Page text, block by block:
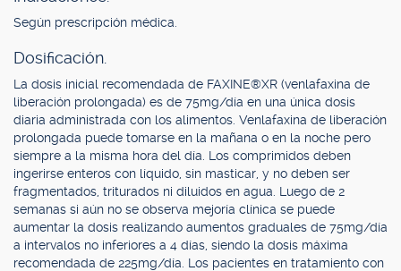
Según prescripción médica.
Dosificación.
La dosis inicial recomendada de FAXINE®XR (venlafaxina de
liberación prolongada) es de 75mg/día en una única dosis
diaria administrada con los alimentos. Venlafaxina de liberación
prolongada puede tomarse en la mañana o en la noche pero
siempre a la misma hora del día. Los comprimidos deben
ingerirse enteros con líquido, sin masticar, y no deben ser
fragmentados, triturados ni diluidos en agua. Luego de 2
semanas si aún no se observa mejoría clínica se puede
aumentar la dosis realizando aumentos graduales de 75mg/día
a intervalos no inferiores a 4 días, siendo la dosis máxima
recomendada de 225mg/día. Los pacientes en tratamiento con